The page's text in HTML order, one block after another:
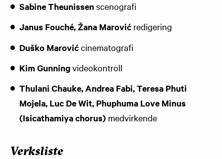
Sabine Theunissenscenografi
Janus Fouché, Žana Marović redigering
Duško Marovićcinematografi
Kim Gunningvideokontroll
Thulani Chauke, Andrea Fabi, Teresa Phuti
Mojela, Luc De Wit, Phuphuma Love Minus
(Isicathamiya chorus) medvirkende
Verksliste